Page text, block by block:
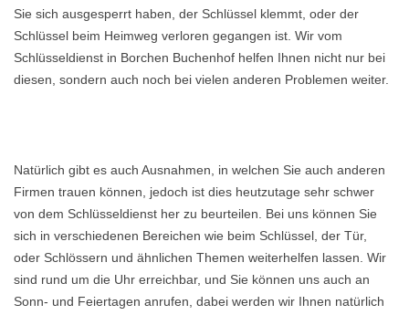
Sie sich ausgesperrt haben, der Schlüssel klemmt, oder der
Schlüssel beim Heimweg verloren gegangen ist. Wir vom
Schlüsseldienst in Borchen Buchenhof helfen Ihnen nicht nur bei
diesen, sondern auch noch bei vielen anderen Problemen weiter.
Natürlich gibt es auch Ausnahmen, in welchen Sie auch anderen
Firmen trauen können, jedoch ist dies heutzutage sehr schwer
von dem Schlüsseldienst her zu beurteilen. Bei uns können Sie
sich in verschiedenen Bereichen wie beim Schlüssel, der Tür,
oder Schlössern und ähnlichen Themen weiterhelfen lassen. Wir
sind rund um die Uhr erreichbar, und Sie können uns auch an
Sonn- und Feiertagen anrufen, dabei werden wir Ihnen natürlich